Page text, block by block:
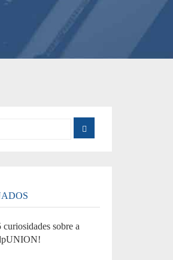
curiosidades sobre a